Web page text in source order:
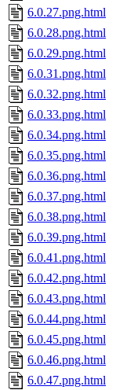
6.0.27.png.html
6.0.28.png.html
6.0.29.png.html
6.0.31.png.html
6.0.32.png.html
6.0.33.png.html
6.0.34.png.html
6.0.35.png.html
6.0.36.png.html
6.0.37.png.html
6.0.38.png.html
6.0.39.png.html
6.0.41.png.html
6.0.42.png.html
6.0.43.png.html
6.0.44.png.html
6.0.45.png.html
6.0.46.png.html
6.0.47.png.html